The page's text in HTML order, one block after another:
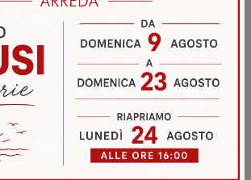
Sfoglia i cataloghi
Invia